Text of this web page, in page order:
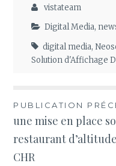
vistateam
Digital Media,
digital media,
Solution d'Affichage
Navigation
de
l’article
PUBLICATION
une mise en place
restaurant
CHR